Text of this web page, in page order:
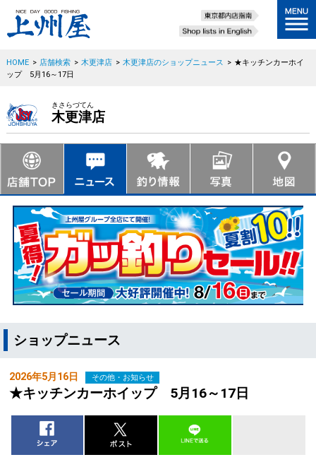
HOME > 店舗検索 > 木更津店 > 木更津店のショップニュース > ★キッチンカーホイ
ップ 5月16～17日
きさらづてん
木更津店
ショップニュース
2026年5月16日 その他・お知らせ
★キッチンカーホイップ 5月16～17日